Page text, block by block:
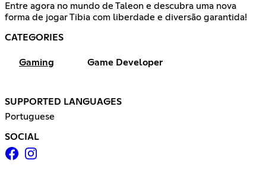
Entre agora no mundo de Taleon e descubra uma nova
forma de jogar Tibia com liberdade e diversão garantida!
CATEGORIES
Gaming Game Developer
SUPPORTED LANGUAGES
Portuguese
SOCIAL